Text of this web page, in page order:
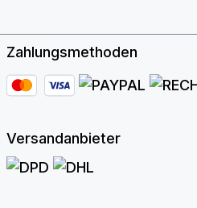
Zahlungsmethoden
Versandanbieter